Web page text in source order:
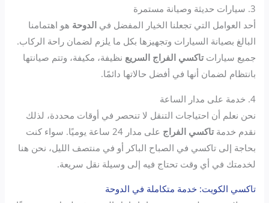
3. سيارات حديثة وصيانة مستمرة
أحد العوامل التي تجعلنا الخيار المفضل فيالدوحة هو اهتمامنا
البالغ بصيانة السيارات وتجهيزها بكل ما يلزم لضمان راحة الركاب.
جميع سياراتتاكسي الفراج السريع نظيفة، مكيفة، وتتم صيانتها
بانتظام لضمان أنها في أفضل حالاتها دائمًا.
4. خدمة على مدار الساعة
نحن نعلم أن احتياجات التنقل لا تنحصر في أوقات محددة، لذلك
نقدم خدمةتاكسي الفراج
على مدار 24 ساعة يوميًا. سواء كنت
بحاجة إلى تاكسي في الصباح الباكر أو في منتصف الليل، نحن هنا
لخدمتك في أي وقت تحتاج فيه إلى وسيلة نقل سريعة.
تاكسي الكويت: خدمة متكاملة في الدوحة